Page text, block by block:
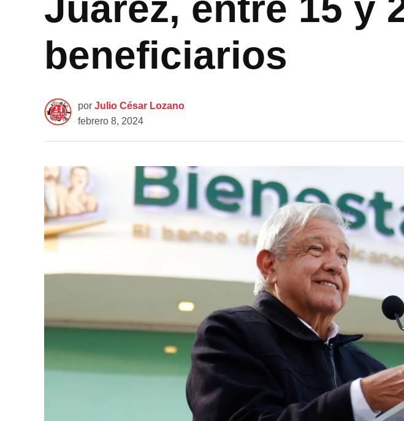
beneficiarios
por Julio César Lozano
febrero 8, 2024